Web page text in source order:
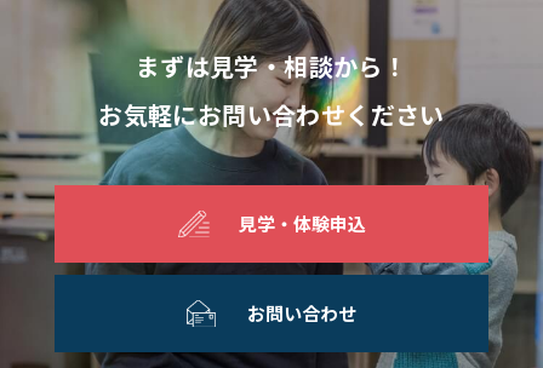
まずは見学・相談から！
お気軽にお問い合わせください
見学・体験申込
お問い合わせ